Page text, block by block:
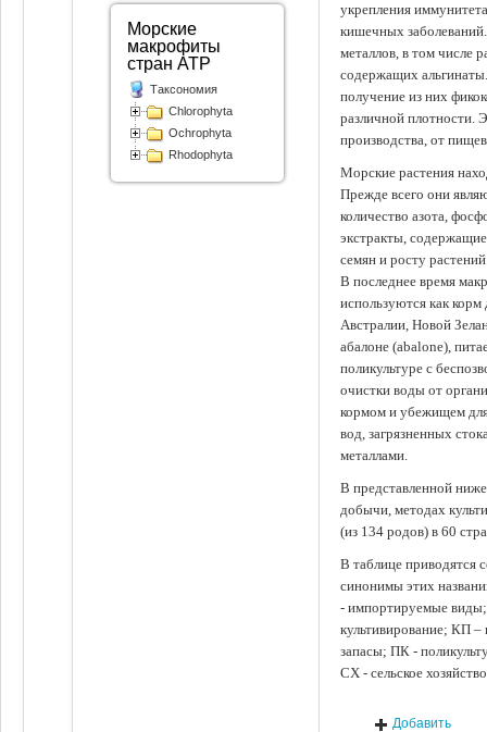
укрепления
кишечных
металлов, в том числе
содержащих
получение из них
различной плотности.
производства, от
Морские растения
Прежде всего они
количество азота,
экстракты,
семян и росту
В последнее время
используются как
Австралии, Новой
абалоне (abalone),
поликультуре с
очистки воды от
кормом и убежищем
вод, загрязненных
металлами.
В представленной
добычи, методах
(из 134 родов) в 60
В таблице приводятся
синонимы этих
- импортируемые
культивирование; КП
запасы; ПК -
СХ - сельское
Добавить
Морские
макрофиты
стран АТР
Таксономия
Chlorophyta
Ochrophyta
Rhodophyta